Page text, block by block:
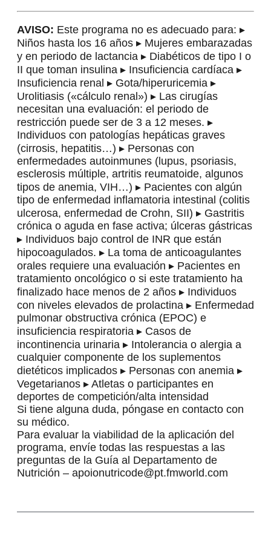
AVISO: Este programa no es adecuado para: ▸
Niños hasta los 16 años ▸ Mujeres embarazadas
y en periodo de lactancia ▸ Diabéticos de tipo I o
II que toman insulina ▸ Insuficiencia cardíaca ▸
Insuficiencia renal ▸ Gota/hiperuricemia ▸
Urolitiasis («cálculo renal») ▸ Las cirugías
necesitan una evaluación: el periodo de
restricción puede ser de 3 a 12 meses. ▸
Individuos con patologías hepáticas graves
(cirrosis, hepatitis…) ▸ Personas con
enfermedades autoinmunes (lupus, psoriasis,
esclerosis múltiple, artritis reumatoide, algunos
tipos de anemia, VIH…) ▸ Pacientes con algún
tipo de enfermedad inflamatoria intestinal (colitis
ulcerosa, enfermedad de Crohn, SII) ▸ Gastritis
crónica o aguda en fase activa; úlceras gástricas
▸ Individuos bajo control de INR que están
hipocoagulados. ▸ La toma de anticoagulantes
orales requiere una evaluación ▸ Pacientes en
tratamiento oncológico o si este tratamiento ha
finalizado hace menos de 2 años ▸ Individuos
con niveles elevados de prolactina ▸ Enfermedad
pulmonar obstructiva crónica (EPOC) e
insuficiencia respiratoria ▸ Casos de
incontinencia urinaria ▸ Intolerancia o alergia a
cualquier componente de los suplementos
dietéticos implicados ▸ Personas con anemia ▸
Vegetarianos ▸ Atletas o participantes en
deportes de competición/alta intensidad
Si tiene alguna duda, póngase en contacto con
su médico.
Para evaluar la viabilidad de la aplicación del
programa, envíe todas las respuestas a las
preguntas de la Guía al Departamento de
Nutrición – apoionutricode@pt.fmworld.com